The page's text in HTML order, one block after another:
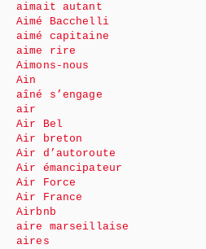
aimait autant
Aimé Bacchelli
aimé capitaine
aime rire
Aimons-nous
Ain
aîné s’engage
air
Air Bel
Air breton
Air d’autoroute
Air émancipateur
Air Force
Air France
Airbnb
aire marseillaise
aires